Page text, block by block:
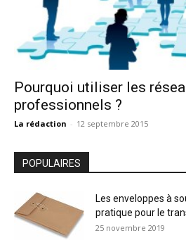
Pourquoi utiliser les
professionnels ?
La rédaction - 12 septembre 2015
POPULAIRES
Les enveloppes à
pratique pour le
25 novembre 2019